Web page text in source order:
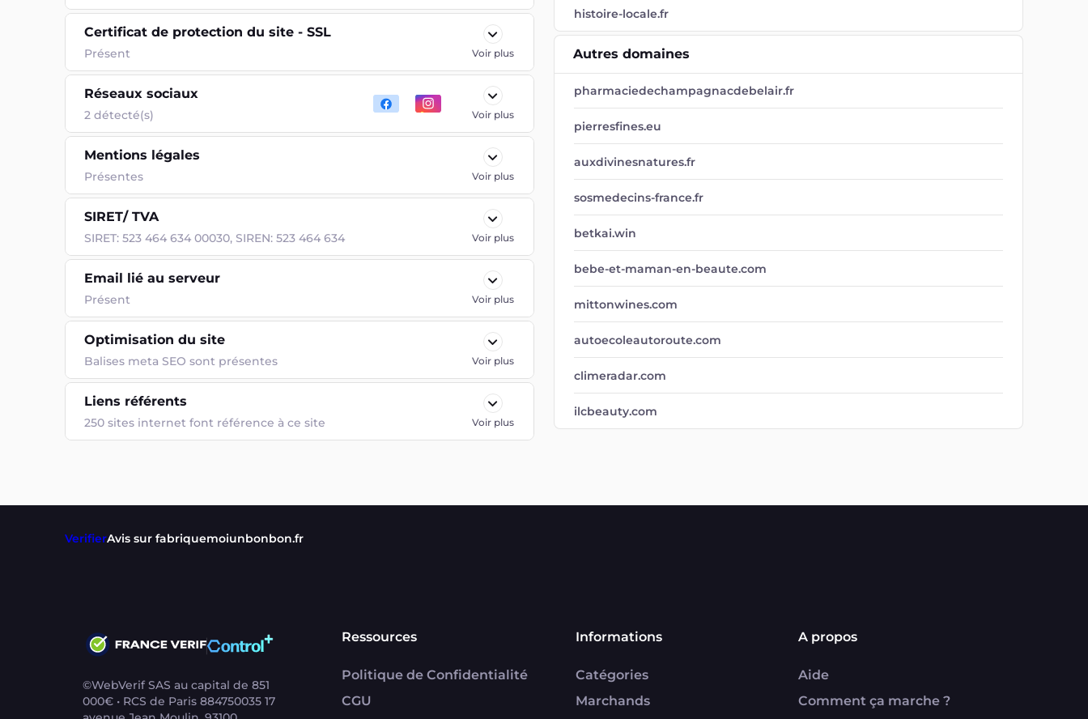
Certificat de protection du site - SSL
Présent Voir plus
Réseaux sociaux
2 détecté(s) Voir plus
Mentions légales
Présentes Voir plus
SIRET/ TVA
SIRET: 523 464 634 00030, SIREN: 523 464 634 Voir plus
Email lié au serveur
Présent Voir plus
Optimisation du site
Balises meta SEO sont présentes Voir plus
Liens référents
250 sites internet font référence à ce site Voir plus
histoire-locale.fr
Autres domaines
pharmaciedechampagnacdebelair.fr
pierresfines.eu
auxdivinesnatures.fr
sosmedecins-france.fr
betkai.win
bebe-et-maman-en-beaute.com
mittonwines.com
autoecoleautoroute.com
climeradar.com
ilcbeauty.com
VerifierAvis sur fabriquemoiunbonbon.fr
©WebVerif SAS au capital de 851
000€ • RCS de Paris 884750035 17
Ressources
Politique de Confidentialité
CGU
Informations
Catégories
Marchands
A propos
Aide
Comment ça marche ?